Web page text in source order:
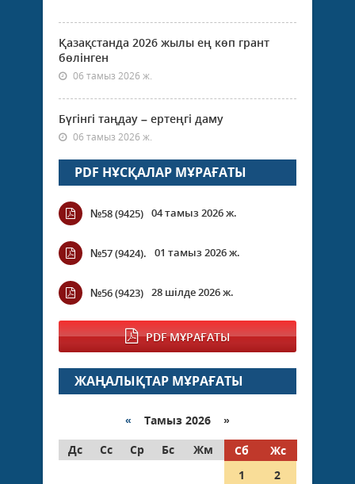
Қазақстанда 2026 жылы ең көп грант
бөлінген
06 тамыз 2026 ж.
Бүгінгі таңдау – ертеңгі даму
06 тамыз 2026 ж.
PDF НҰСҚАЛАР МҰРАҒАТЫ
№58 (9425) 04 тамыз 2026 ж.
№57 (9424). 01 тамыз 2026 ж.
№56 (9423) 28 шілде 2026 ж.
PDF МҰРАҒАТЫ
ЖАҢАЛЫҚТАР МҰРАҒАТЫ
« Тамыз 2026 »
Дс
Сс Ср Бс Жм Сб
Жс
1
2